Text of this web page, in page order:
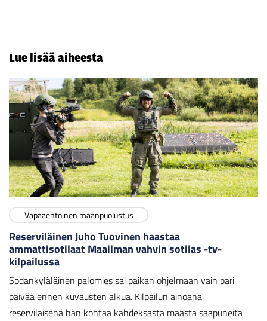
Lue lisää aiheesta
Vapaaehtoinen maanpuolustus
Reserviläinen Juho Tuovinen haastaa
ammattisotilaat Maailman vahvin sotilas -tv-
kilpailussa
Sodankyläläinen palomies sai paikan ohjelmaan vain pari
päivää ennen kuvausten alkua. Kilpailun ainoana
reserviläisenä hän kohtaa kahdeksasta maasta saapuneita